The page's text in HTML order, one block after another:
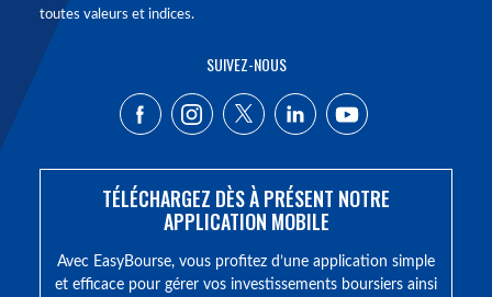
toutes valeurs et indices.
SUIVEZ-NOUS
TÉLÉCHARGEZ DÈS À PRÉSENT NOTRE
APPLICATION MOBILE
Avec EasyBourse, vous profitez d’une application simple
et efficace pour gérer vos investissements boursiers ainsi